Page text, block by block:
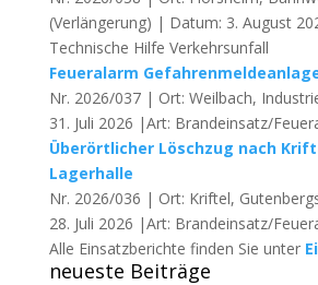
(Verlängerung) | Datum: 3. August
Technische Hilfe Verkehrsunfall
Feueralarm
Nr. 2026/037 | Ort: Weilbach,
31. Juli 2026 |Art: Brandeinsatz/
Überörtlicher Löschzug nach
Lagerhalle
Nr. 2026/036 | Ort: Kriftel,
28. Juli 2026 |Art: Brandeinsatz/
Alle Einsatzberichte finden Sie unter
neueste Beiträge